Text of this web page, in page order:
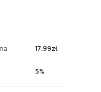
17.99zł
5%